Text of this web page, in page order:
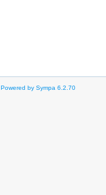
Powered by Sympa 6.2.70